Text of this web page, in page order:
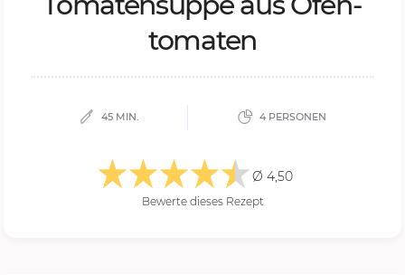
to­ma­ten
45 MIN. 4 PERSONEN
Ø 4,50
Bewerte dieses Rezept